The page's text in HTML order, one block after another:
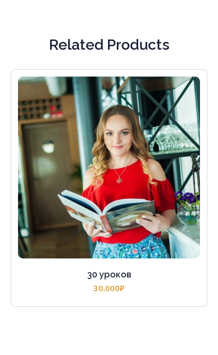
Related Products
30 уроков
30,000₽